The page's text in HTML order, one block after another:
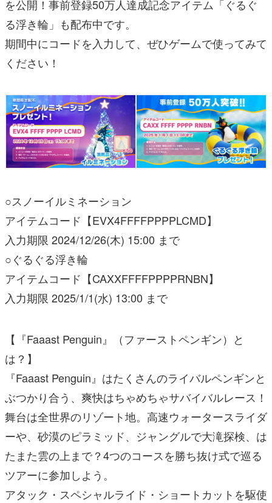
を公開！事前登録50万人達成記念アイテム「ぐるぐ
る浮き輪」も配布中です。
期間中にコードを入力して、ぜひゲームで使ってみて
ください！
○スノーイルミネーション
アイテムコード【EVX4FFFFPPPPLCMD】
入力期限 2024/12/26(木) 15:00 まで
○ぐるぐる浮き輪
アイテムコード【CAXXFFFFPPPPRNBN】
入力期限 2025/1/1(水) 13:00 まで
【『Faaast Penguin』（ファーストペンギン）と
は？】
『Faaast Penguin』はたくさんのライバルペンギンと
ぶつかり合う、爽快はちゃめちゃサバイバルレース！
舞台は全世界のリゾート地。高速ウォータースライダ
ーや、砂漠のピラミッド、ジャングルで大滝探検、は
たまた雲の上まで？4つのコースを勝ち抜け式で巡る
ツアーに参加しよう。
アタック・スペシャルライド・ショートカットを駆使